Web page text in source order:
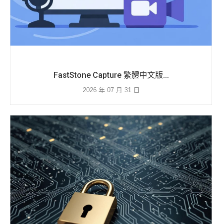
FastStone Capture 繁體中文版...
2026 年 07 月 31 日